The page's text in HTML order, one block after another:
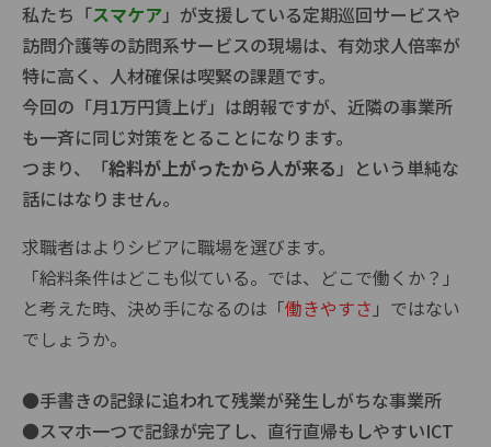
私たち「スマケア」が支援している定期巡回サービスや
訪問介護等の訪問系サービスの現場は、有効求人倍率が
特に高く、人材確保は喫緊の課題です。
今回の「月1万円賃上げ」は朗報ですが、近隣の事業所
も一斉に同じ対策をとることになります。
つまり、「給料が上がったから人が来る」という単純な
話にはなりません。
求職者はよりシビアに職場を選びます。
「給料条件はどこも似ている。では、どこで働くか？」
と考えた時、決め手になるのは「働きやすさ 」ではない
でしょうか。
●手書きの記録に追われて残業が発生しがちな事業所
●スマホ一つで記録が完了し、直行直帰もしやすいICT